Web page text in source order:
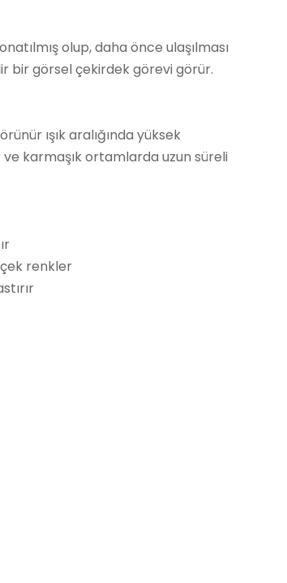
olup, daha önce ulaşılması
bir görsel çekirdek görevi görür.
ışık aralığında yüksek
karmaşık ortamlarda uzun süreli
renkler